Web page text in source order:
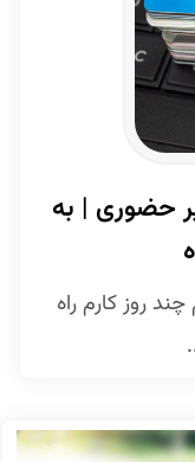
حضوری | به
روز کارم راه